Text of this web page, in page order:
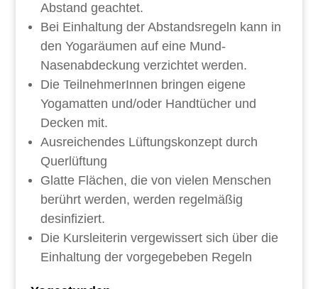
Abstand geachtet.
Bei Einhaltung der Abstandsregeln kann in
den Yogaräumen auf eine Mund-
Nasenabdeckung verzichtet werden.
Die TeilnehmerInnen bringen eigene
Yogamatten und/oder Handtücher und
Decken mit.
Ausreichendes Lüftungskonzept durch
Querlüftung
Glatte Flächen, die von vielen Menschen
berührt werden, werden regelmäßig
desinfiziert.
Die Kursleiterin vergewissert sich über die
Einhaltung der vorgegebeben Regeln